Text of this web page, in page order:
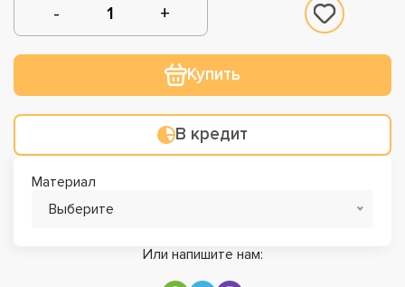
Купить
В кредит
Материал
Выберите
Или напишите нам: